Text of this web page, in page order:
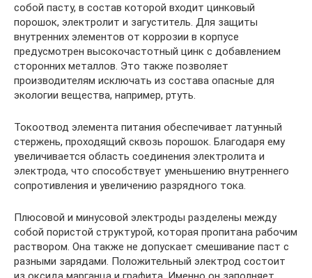
собой пасту, в состав которой входит цинковый
порошок, электролит и загуститель. Для защиты
внутренних элементов от коррозии в корпусе
предусмотрен высокочастотный цинк с добавлением
сторонних металлов. Это также позволяет
производителям исключать из состава опасные для
экологии вещества, например, ртуть.
Токоотвод элемента питания обеспечивает латунный
стержень, проходящий сквозь порошок. Благодаря ему
увеличивается область соединения электролита и
электрода, что способствует уменьшению внутреннего
сопротивления и увеличению разрядного тока.
Плюсовой и минусовой электроды разделены между
собой пористой структурой, которая пропитана рабочим
раствором. Она также не допускает смешивание паст с
разными зарядами. Положительный электрод состоит